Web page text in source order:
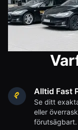
Alltid Fast
Se ditt
eller
förutsägbart.